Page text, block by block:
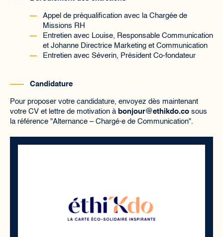
Appel de préqualification avec la Chargée de
Missions RH
Entretien avec Louise, Responsable Communication
et Johanne Directrice Marketing et Communication
Entretien avec Séverin, Président Co-fondateur
Candidature
Pour proposer votre candidature, envoyez dès maintenant
votre CV et lettre de motivation à bonjour@ethikdo.co sous
la référence "Alternance – Chargé·e de Communication".